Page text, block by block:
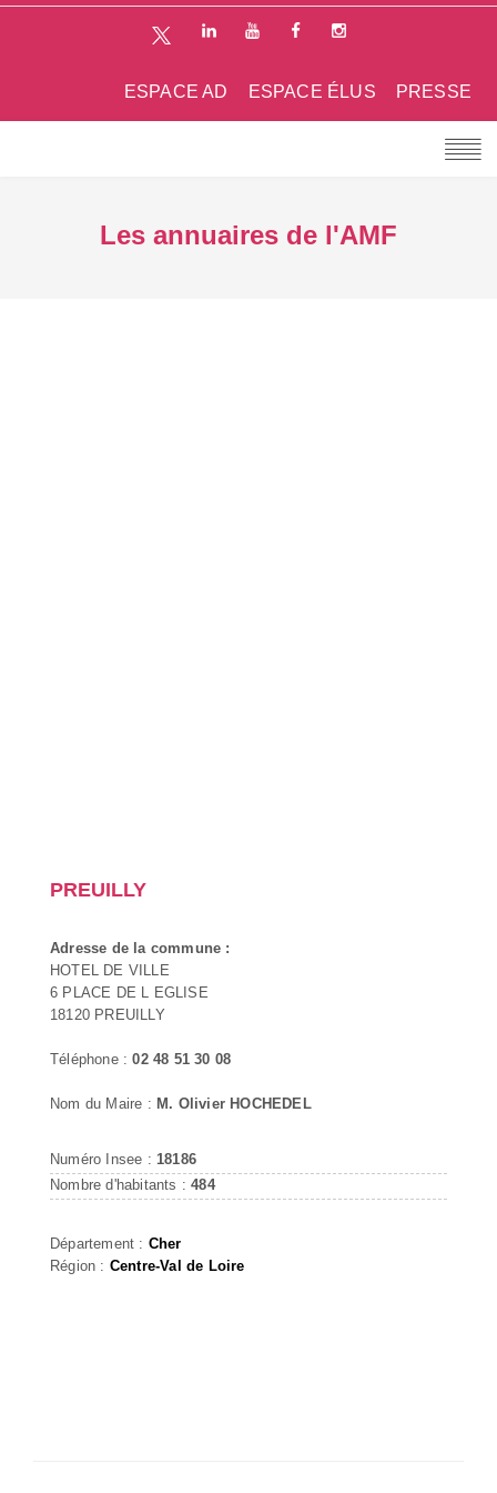
PRESSE
ESPACE ÉLUS
ESPACE AD
Les annuaires de l'AMF
PREUILLY
Adresse de la commune :
HOTEL DE VILLE
6 PLACE DE L EGLISE
18120 PREUILLY
Téléphone :02 48 51 30 08
Nom du Maire : M. Olivier HOCHEDEL
Numéro Insee : 18186
Nombre d'habitants :484
Département : Cher
Région : Centre-Val de Loire